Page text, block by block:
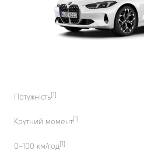
Потужність[1]
Крутний момент[1]
0–100 км/год[1]